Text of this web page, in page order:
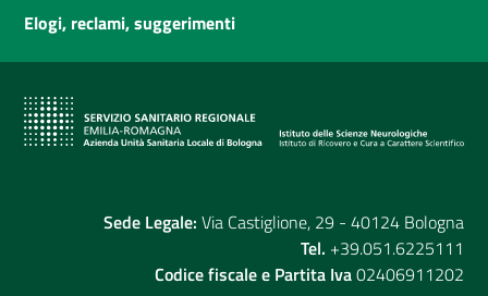
Elogi, reclami, suggerimenti
Sede Legale: Via Castiglione, 29 - 40124 Bologna
Tel. +39.051.6225111
Codice fiscale e Partita Iva02406911202